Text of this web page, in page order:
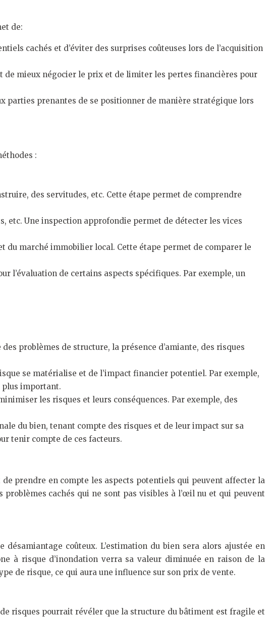
de:
cachés et d’éviter des surprises coûteuses lors de l’acquisition
mieux négocier le prix et de limiter les pertes financières pour
parties prenantes de se positionner de manière stratégique lors
:
des servitudes, etc. Cette étape permet de comprendre
etc. Une inspection approfondie permet de détecter les vices
du marché immobilier local. Cette étape permet de comparer le
l’évaluation de certains aspects spécifiques. Par exemple, un
problèmes de structure, la présence d’amiante, des risques
se matérialise et de l’impact financier potentiel. Par exemple,
plus important.
les risques et leurs conséquences. Par exemple, des
du bien, tenant compte des risques et de leur impact sur sa
tenir compte de ces facteurs.
prendre en compte les aspects potentiels qui peuvent affecter la
cachés qui ne sont pas visibles à l’œil nu et qui peuvent
coûteux. L’estimation du bien sera alors ajustée en
à risque d’inondation verra sa valeur diminuée en raison de la
de risque, ce qui aura une influence sur son prix de vente.
risques pourrait révéler que la structure du bâtiment est fragile et